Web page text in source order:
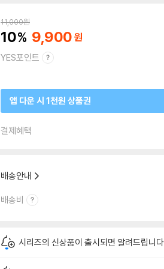
11,000원
10 9,900
YES포인트
앱 다운 시 1천원 상품권
결제혜택
배송안내
배송비
시리즈의 신상품이 출시되면 알려드립니